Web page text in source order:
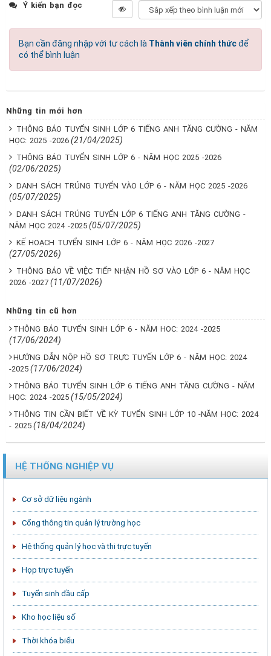
Ý kiến bạn đọc
Bạn cần đăng nhập với tư cách là Thành viên chính thứcđể
có thể bình luận
Những tin mới hơn
THÔNG BÁO TUYỂN SINH LỚP 6 TIẾNG ANH TĂNG CƯỜNG - NĂM
HỌC: 2025 -2026 (21/04/2025)
THÔNG BÁO TUYỂN SINH LỚP 6 - NĂM HỌC 2025 -2026
(02/06/2025)
DANH SÁCH TRÚNG TUYỂN VÀO LỚP 6 - NĂM HỌC 2025 -2026
(05/07/2025)
DANH SÁCH TRÚNG TUYỂN LỚP 6 TIẾNG ANH TĂNG CƯỜNG -
NĂM HỌC 2024 -2025 (05/07/2025)
KẾ HOẠCH TUYỂN SINH LỚP 6 - NĂM HỌC 2026 -2027
(27/05/2026)
THÔNG BÁO VỀ VIỆC TIẾP NHẬN HỒ SƠ VÀO LỚP 6 - NĂM HỌC
2026 -2027 (11/07/2026)
Những tin cũ hơn
THÔNG BÁO TUYỂN SINH LỚP 6 - NĂM HOC: 2024 -2025
(17/06/2024)
HƯỚNG DẪN NỘP HỒ SƠ TRỰC TUYẾN LỚP 6 - NĂM HỌC: 2024
-2025 (17/06/2024)
THÔNG BÁO TUYỂN SINH LỚP 6 TIẾNG ANH TĂNG CƯỜNG - NĂM
HỌC: 2024 -2025 (15/05/2024)
THÔNG TIN CẦN BIẾT VỀ KỲ TUYỂN SINH LỚP 10 -NĂM HỌC: 2024
- 2025 (18/04/2024)
HỆ THỐNG NGHIỆP VỤ
Cơ sở dữ liệu ngành
Cổng thông tin quản lý trường học
Hệ thống quản lý học và thi trực tuyến
Họp trực tuyến
Tuyển sinh đầu cấp
Kho học liệu số
Thời khóa biểu